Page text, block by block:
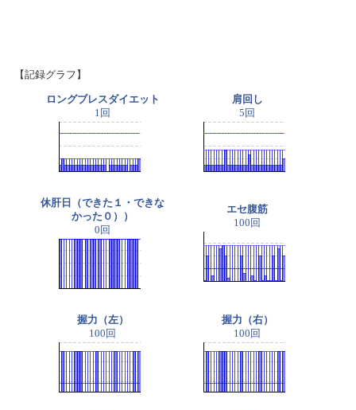
【記録グラフ】
ロングブレスダイエット
1回
肩回し
5回
休肝日（できた１・できな
かった０））
0回
エセ腹筋
100回
握力（左）
100回
握力（右）
100回